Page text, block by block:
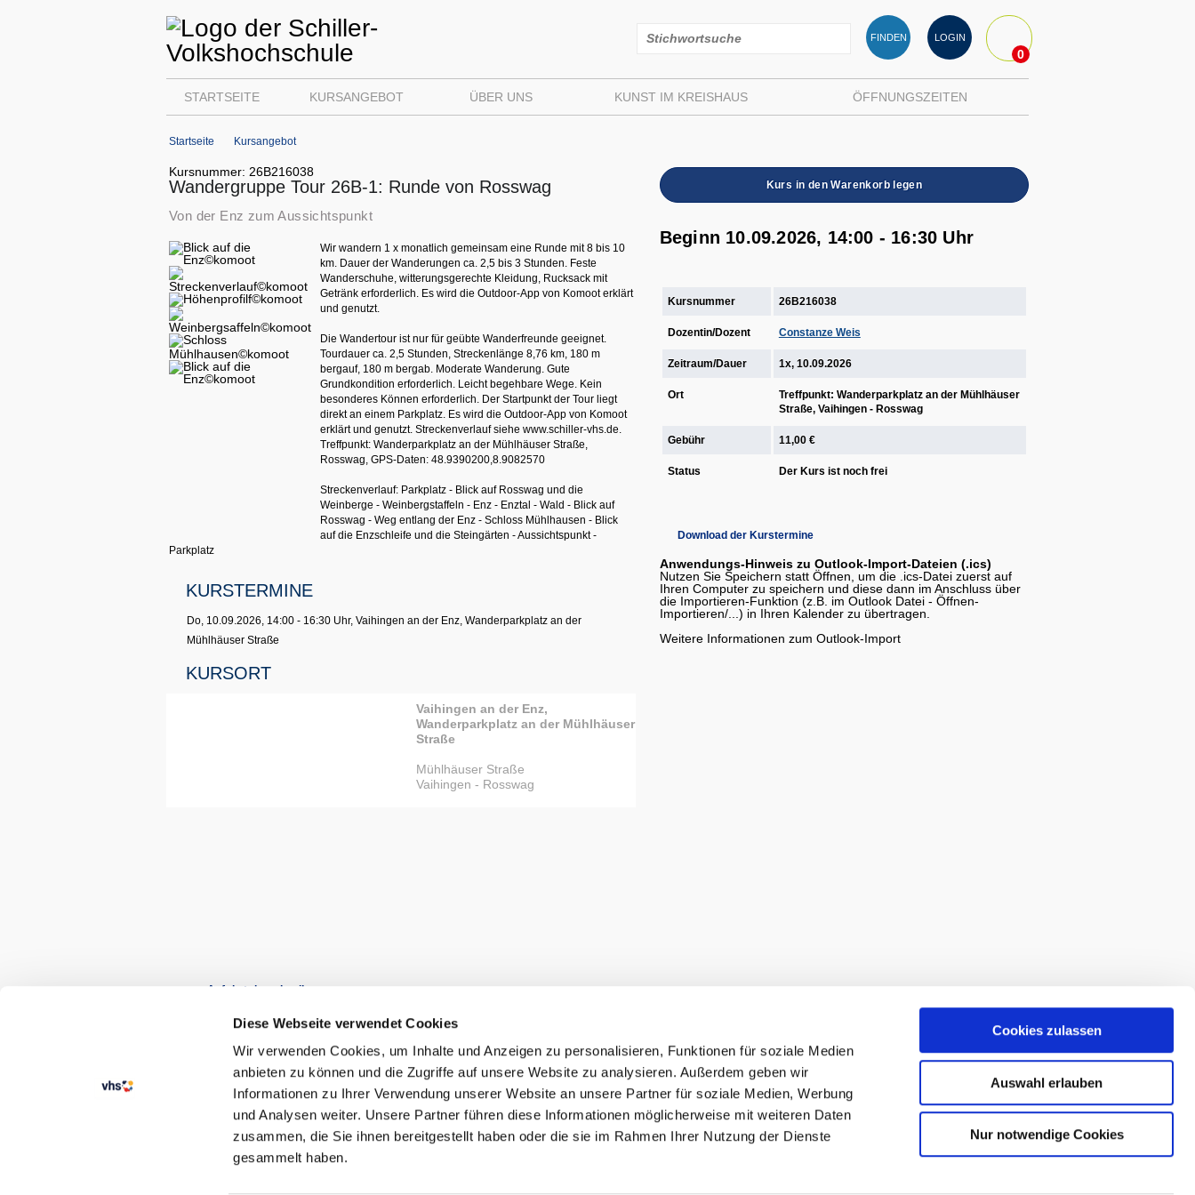
Diese Webseite verwendet Cookies
Wir verwenden Cookies, um Inhalte und Anzeigen zu personalisieren, Funktionen für soziale Medien
anbieten zu können und die Zugriffe auf unsere Website zu analysieren. Außerdem geben wir
Informationen zu Ihrer Verwendung unserer Website an unsere Partner für soziale Medien, Werbung
und Analysen weiter. Unsere Partner führen diese Informationen möglicherweise mit weiteren Daten
zusammen, die Sie ihnen bereitgestellt haben oder die sie im Rahmen Ihrer Nutzung der Dienste
gesammelt haben.
Cookies zulassen
Auswahl erlauben
Nur notwendige Cookies
STARTSEITE KURSANGEBOT ÜBER UNS KUNST IM KREISHAUS ÖFFNUNGSZEITEN
0
LOGIN
FINDEN
Startseite Kursangebot
Kursnummer: 26B216038
Wandergruppe Tour 26B-1: Runde von Rosswag
Von der Enz zum Aussichtspunkt
Wir wandern 1 x monatlich gemeinsam eine Runde mit 8 bis 10
km. Dauer der Wanderungen ca. 2,5 bis 3 Stunden. Feste
Wanderschuhe, witterungsgerechte Kleidung, Rucksack mit
Getränk erforderlich. Es wird die Outdoor-App von Komoot erklärt
und genutzt.
Die Wandertour ist nur für geübte Wanderfreunde geeignet.
Tourdauer ca. 2,5 Stunden, Streckenlänge 8,76 km, 180 m
bergauf, 180 m bergab. Moderate Wanderung. Gute
Grundkondition erforderlich. Leicht begehbare Wege. Kein
besonderes Können erforderlich. Der Startpunkt der Tour liegt
direkt an einem Parkplatz. Es wird die Outdoor-App von Komoot
erklärt und genutzt. Streckenverlauf siehe www.schiller-vhs.de.
Treffpunkt: Wanderparkplatz an der Mühlhäuser Straße,
Rosswag, GPS-Daten: 48.9390200,8.9082570
Streckenverlauf: Parkplatz - Blick auf Rosswag und die
Weinberge - Weinbergstaffeln - Enz - Enztal - Wald - Blick auf
Rosswag - Weg entlang der Enz - Schloss Mühlhausen - Blick
auf die Enzschleife und die Steingärten - Aussichtspunkt -
Parkplatz
KURSTERMINE
Do, 10.09.2026, 14:00 - 16:30 Uhr, Vaihingen an der Enz, Wanderparkplatz an der
Mühlhäuser Straße
KURSORT
Vaihingen an der Enz,
Wanderparkplatz an der Mühlhäuser
Straße
Mühlhäuser Straße
Vaihingen - Rosswag
zur Anfahrtsbeschreibung
Kurs in den Warenkorb legen
Beginn 10.09.2026, 14:00 - 16:30 Uhr
Kursnummer 26B216038
Dozentin/Dozent Constanze Weis
Zeitraum/Dauer 1x, 10.09.2026
Ort
Treffpunkt: Wanderparkplatz an der Mühlhäuser
Straße, Vaihingen - Rosswag
Gebühr 11,00 €
Status Der Kurs ist noch frei
Download der Kurstermine
Anwendungs-Hinweis zu Outlook-Import-Dateien (.ics)
Nutzen Sie Speichern statt Öffnen, um die .ics-Datei zuerst auf
Ihren Computer zu speichern und diese dann im Anschluss über
die Importieren-Funktion (z.B. im Outlook Datei - Öffnen-
Importieren/...) in Ihren Kalender zu übertragen.
Weitere Informationen zum Outlook-Import
KURSANGEBOT
71638 Ludwigsburg